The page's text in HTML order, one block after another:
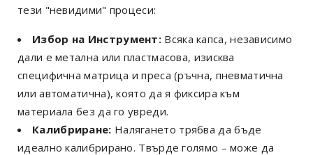
тези "невидими" процеси:
Избор на Инструмент: Всяка капса, независимо
дали е метална или пластмасова, изисква
специфична матрица и преса (ръчна, пневматична
или автоматична), която да я фиксира към
материала без да го увреди.
Калибриране: Налягането трябва да бъде
идеално калибрирано. Твърде голямо – може да